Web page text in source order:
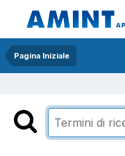
Pagina Iniziale